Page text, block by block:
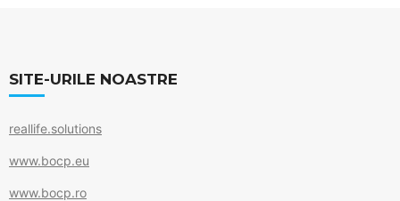
b
o
k
SITE-URILE NOASTRE
reallife.solutions
www.bocp.eu
www.bocp.ro